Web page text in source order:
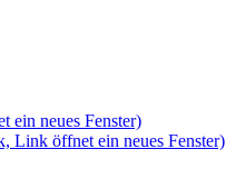
ein neues Fenster)
Link öffnet ein neues Fenster)